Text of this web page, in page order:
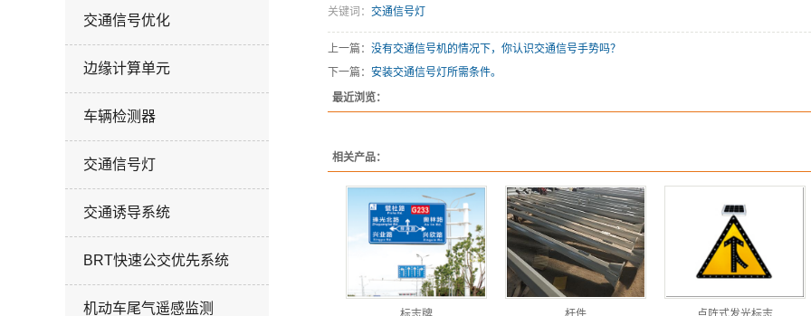
交通信号优化
边缘计算单元
车辆检测器
交通信号灯
交通诱导系统
BRT快速公交优先系统
机动车尾气遥感监测
关键词： 交通信号灯
上一篇： 没有交通信号机的情况下，你认识交通信号手势吗？
下一篇： 安装交通信号灯所需条件。
最近浏览：
相关产品：